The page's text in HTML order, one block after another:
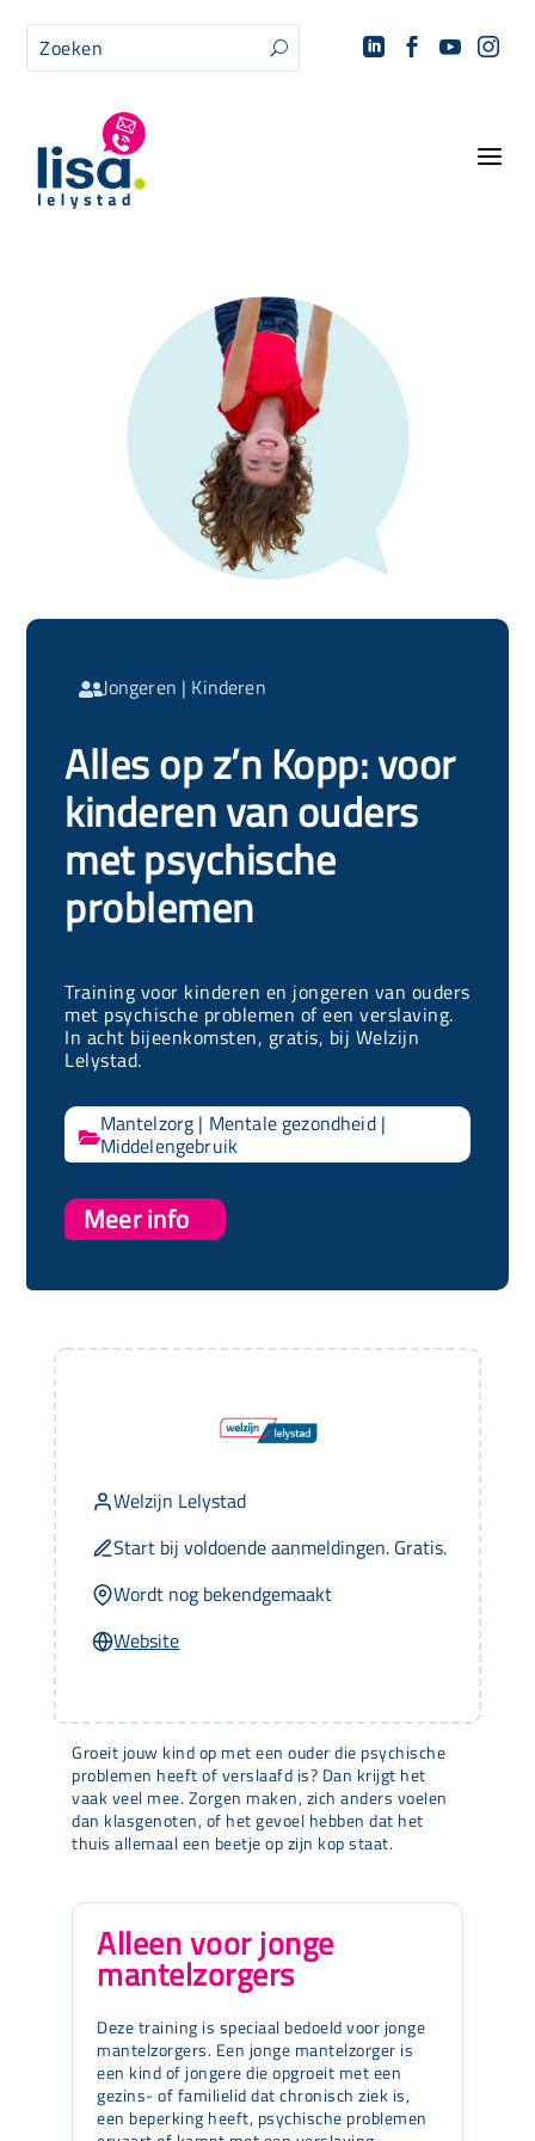
U    
a
Jongeren | Kinderen
Alles op z’n Kopp: voor
kinderen van ouders
met psychische
problemen
Training voor kinderen en jongeren van ouders
met psychische problemen of een verslaving.
In acht bijeenkomsten, gratis, bij Welzijn
Lelystad.
Mantelzorg | Mentale gezondheid|
Middelengebruik
Meer info
Groeit jouw kind op met een ouder die psychische
problemen heeft of verslaafd is? Dan krijgt het
vaak veel mee. Zorgen maken, zich anders voelen
dan klasgenoten, of het gevoel hebben dat het
thuis allemaal een beetje op zijn kop staat.
Alleen voor jonge
mantelzorgers
Deze training is speciaal bedoeld voor jonge
mantelzorgers. Een jonge mantelzorger is
een kind of jongere die opgroeit met een
gezins- of familielid dat chronisch ziek is,
een beperking heeft, psychische problemen
Welzijn Lelystad
Start bij voldoende aanmeldingen. Gratis.
Wordt nog bekendgemaakt
Website